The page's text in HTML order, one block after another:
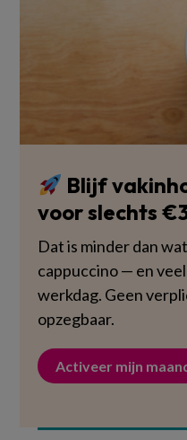
Blijf
voor slechts
Dat is minder dan
cappuccino — en
werkdag. Geen
opzegbaar.
Activeer mijn